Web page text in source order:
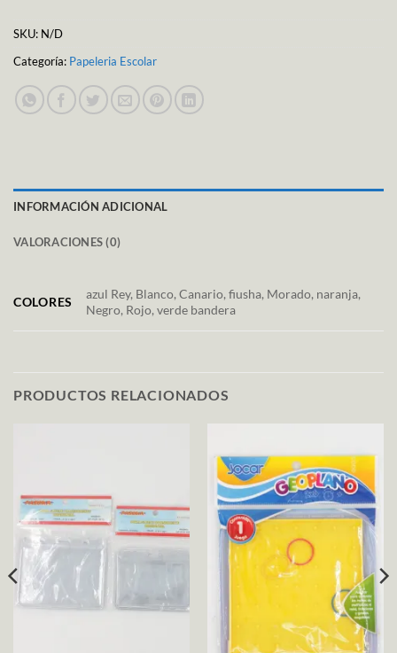
SKU: N/D
Categoría: Papeleria Escolar
INFORMACIÓN ADICIONAL
VALORACIONES (0)
COLORES
azul Rey, Blanco, Canario, fiusha, Morado, naranja,
Negro, Rojo, verde bandera
PRODUCTOS RELACIONADOS